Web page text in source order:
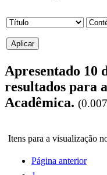
Apresentado 10
resultados para
Acadêmica.
Itens para a visualização
Página anterior